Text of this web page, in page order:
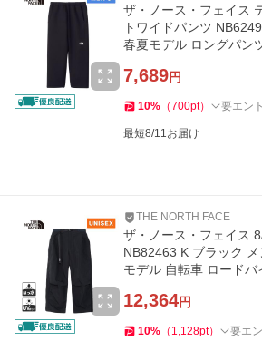
ザ・ノース・フェイス
トワイドパンツ
春夏モデル ロングパン
7,689円
10% （700pt） 要エン
最短8/11お届け
THE NORTH FACE
ザ・ノース・フェイス
NB82463 K ブラック
モデル 自転車 ロードバ
12,364円
10% （ 1,128pt） 要エ